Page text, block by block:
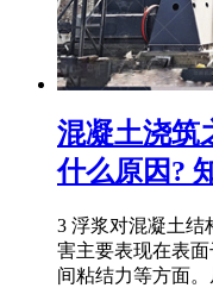
混凝土浇筑
什么原因?
3 浮浆对混凝土结
害主要表现在表
间粘结力等方面